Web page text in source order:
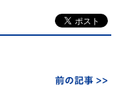
前の記事 >>